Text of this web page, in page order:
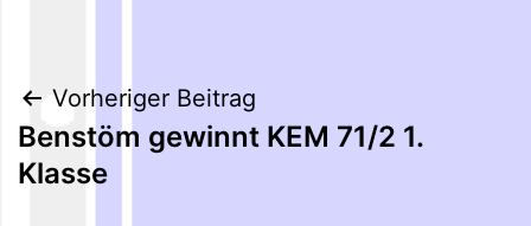
Beitragsnavigation
Vorheriger Beitrag
Benstöm gewinnt KEM 71/2 1.
Klasse